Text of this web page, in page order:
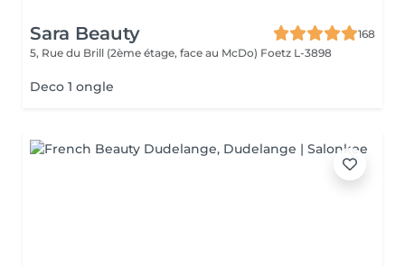
Sara Beauty
168
5, Rue du Brill (2ème étage, face au McDo) Foetz L-3898
Deco 1 ongle